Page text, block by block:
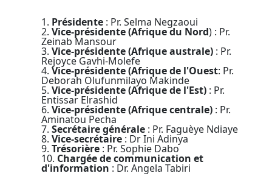
1. Présidente : Pr. Selma Negzaoui
2. Vice-présidente (Afrique du Nord) : Pr.
Zeinab Mansour
3. Vice-présidente (Afrique australe) : Pr.
Rejoyce Gavhi-Molefe
4. Vice-présidente (Afrique de l'Ouest: Pr.
Deborah Olufunmilayo Makinde
5. Vice-présidente (Afrique de l'Est) : Pr.
Entissar Elrashid
6. Vice-présidente (Afrique centrale) : Pr.
Aminatou Pecha
7. Secrétaire générale : Pr. Faguèye Ndiaye
8. Vice-secrétaire : Dr Ini Adinya
9. Trésorière : Pr. Sophie Dabo
10. Chargée de communication et
d'information : Dr. Angela Tabiri